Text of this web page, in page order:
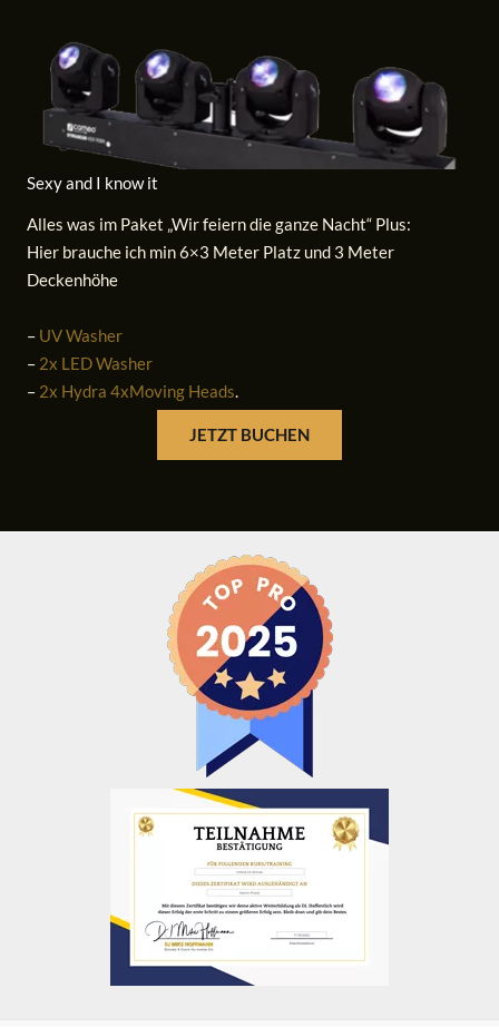
Sexy and I know it
Alles was im Paket „Wir feiern die ganze Nacht“ Plus:
Hier brauche ich min 6×3 Meter Platz und 3 Meter
Deckenhöhe
– UV Washer
– 2x LED Washer
– 2x Hydra 4xMoving Heads.
JETZT BUCHEN